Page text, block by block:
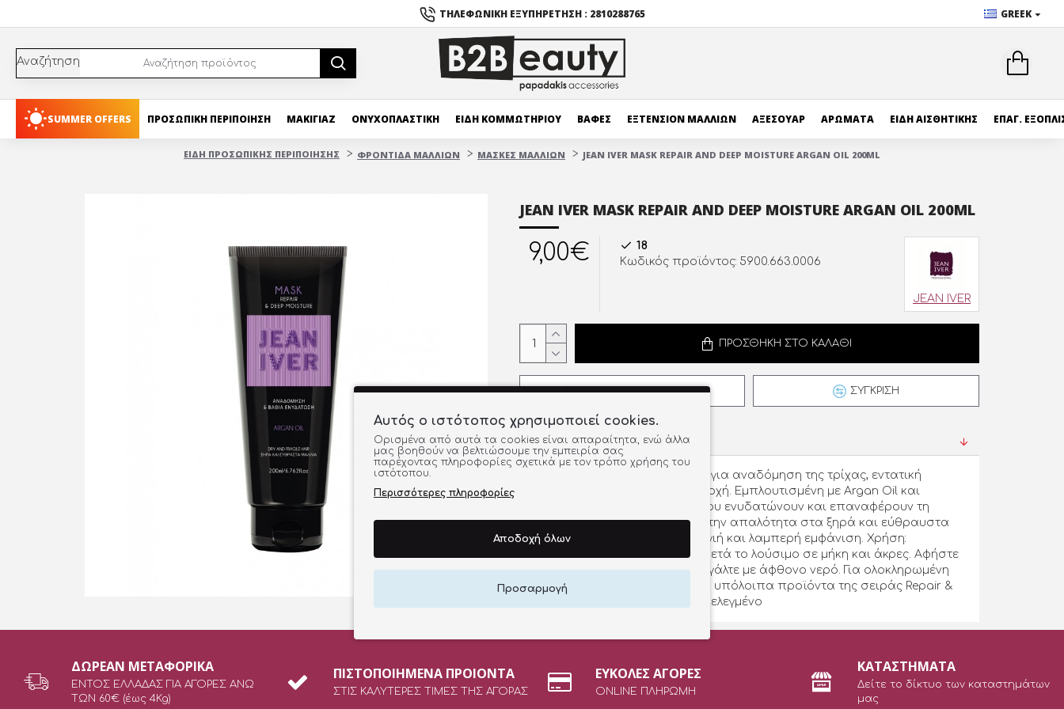
ΤΗΛΕΦΩΝΙΚΉ ΕΞΥΠΗΡΈΤΗΣΗ : 2810288765 GREEK
Αναζήτηση
SUMMER OFFERS ΠΡΟΣΩΠΙΚΗ ΠΕΡΙΠΟΙΗΣΗ ΜΑΚΙΓΙΑΖ ΟΝΥΧΟΠΛΑΣΤΙΚΗ ΕΙΔΗ ΚΟΜΜΩΤΗΡΙΟΥ ΒΑΦΕΣ ΕΞΤΕΝΣΙΟΝ ΜΑΛΛΙΩΝ ΑΞΕΣΟΥΑΡ ΑΡΩΜΑΤΑ ΕΙΔΗ ΑΙΣΘΗΤΙΚΗΣ ΕΠΑΓ.
ΕΙΔΗ ΠΡΟΣΩΠΙΚΗΣ ΠΕΡΙΠΟΙΗΣΗΣ ΦΡΟΝΤΙΔΑ ΜΑΛΛΙΩΝ ΜΑΣΚΕΣ ΜΑΛΛΙΩΝ JEAN IVER MASK REPAIR AND DEEP MOISTURE ARGAN OIL 200ML
JEAN IVER MASK REPAIR AND DEEP MOISTURE ARGAN OIL 200ML
9,00€ 18
Κωδικός προϊόντος: 5900.663.0006
JEAN IVER
ΠΡΟΣΘΗΚΗ ΣΤΟ ΚΑΛΑΘΙ
ΠΡΟΣΘΉΚΗ ΣΤΗ ΛΊΣΤΑ ΣΎΓΚΡΙΣΗ
ΠΕΡΙΓΡΑΦΉ ΠΡΟΪΌΝΤΟΣ
Μάσκα μαλλιών με συστατικά για αναδόμηση της τρίχας, εντατική
περιποίηση και αυξημένη αντοχή. Εμπλουτισμένη με Argan Oil και
πλούσια ενεργά συστατικά που ενυδατώνουν και επαναφέρουν τη
δύναμη, την ελαστικότητα και την απαλότητα στα ξηρά και εύθραυστα
μαλλιά, χαρίζοντάς τους μια υγιή και λαμπερή εμφάνιση. Χρήση:
Εφαρμόστε σε νωπά μαλλιά, μετά το λούσιμο σε μήκη και άκρες. Αφήστε
να δράσει για 5 λεπτά και ξεβγάλτε με άφθονο νερό. Για ολοκληρωμένη
φροντίδα, συνδυάστε το με τα υπόλοιπα προϊόντα της σειράς Repair &
Deep Moisture. Δερματολογικά ελεγμένο
ΔΩΡEAN ΜΕΤΑΦΟΡΙΚΑ
ΕΝΤΟΣ ΕΛΛΑΔΑΣ ΓΙΑ ΑΓΟΡΕΣ ΑΝΩ
ΤΩΝ 60€ (έως 4Kg)
ΠΙΣΤΟΠΟΙΗΜΕΝΑ ΠΡΟΙΟΝΤΑ
ΣΤΙΣ ΚΑΛΥΤΕΡΕΣ ΤΙΜΕΣ ΤΗΣ ΑΓΟΡΑΣ
ΕΥΚΟΛΕΣ ΑΓΟΡΕΣ
ONLINE ΠΛΗΡΩΜΗ
ΚΑΤΑΣΤΗΜΑΤΑ
Δείτε το δίκτυο των καταστημάτων
μας
Αυτός ο ιστότοπος χρησιμοποιεί cookies.
Ορισμένα από αυτά τα cookies είναι απαραίτητα, ενώ άλλα
μας βοηθούν να βελτιώσουμε την εμπειρία σας
παρέχοντας πληροφορίες σχετικά με τον τρόπο χρήσης του
ιστότοπου.
Περισσότερες πληροφορίες
Αποδοχή όλων
Προσαρμογή